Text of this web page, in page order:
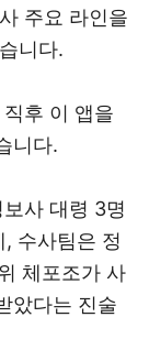
주요 라인을
니다.
후 이 앱을
니다.
사 대령 3명
수사팀은 정
체포조가 사
았다는 진술